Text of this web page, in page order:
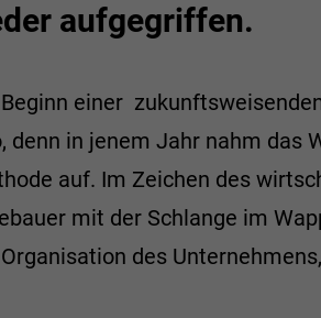
aufgegriffen.
einer
denn in jenem Jahr nahm das
auf. Im Zeichen des
mit der Schlange im
des